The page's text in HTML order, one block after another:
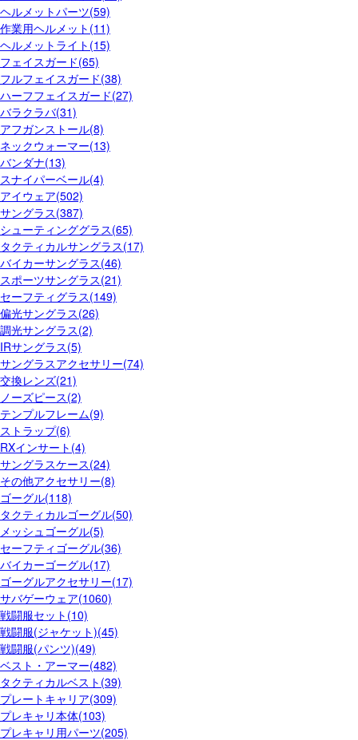
ヘルメットパーツ(59)
作業用ヘルメット(11)
ヘルメットライト(15)
フェイスガード(65)
フルフェイスガード(38)
ハーフフェイスガード(27)
バラクラバ(31)
アフガンストール(8)
ネックウォーマー(13)
バンダナ(13)
スナイパーベール(4)
アイウェア(502)
サングラス(387)
シューティンググラス(65)
タクティカルサングラス(17)
バイカーサングラス(46)
スポーツサングラス(21)
セーフティグラス(149)
偏光サングラス(26)
調光サングラス(2)
IRサングラス(5)
サングラスアクセサリー(74)
交換レンズ(21)
ノーズピース(2)
テンプルフレーム(9)
ストラップ(6)
RXインサート(4)
サングラスケース(24)
その他アクセサリー(8)
ゴーグル(118)
タクティカルゴーグル(50)
メッシュゴーグル(5)
セーフティゴーグル(36)
バイカーゴーグル(17)
ゴーグルアクセサリー(17)
サバゲーウェア(1060)
戦闘服セット(10)
戦闘服(ジャケット)(45)
戦闘服(パンツ)(49)
ベスト・アーマー(482)
タクティカルベスト(39)
プレートキャリア(309)
プレキャリ本体(103)
プレキャリ用パーツ(205)